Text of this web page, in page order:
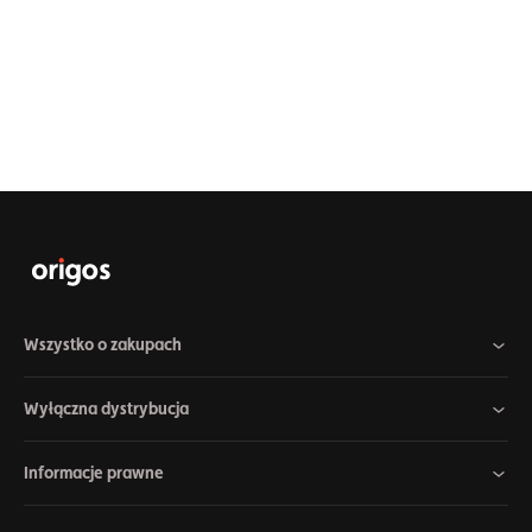
Wszystko o zakupach
Wyłączna dystrybucja
Informacje prawne